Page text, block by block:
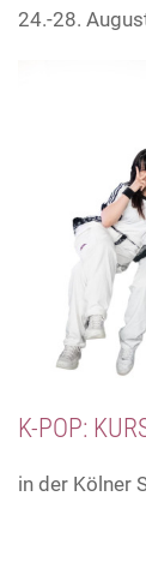
24.-28.
K-POP:
in der Kölner